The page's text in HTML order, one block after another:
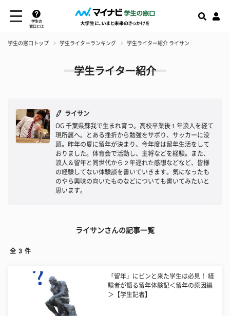
学生の
窓口とは
学生の窓口トップ 学生ライターランキング 学生ライター紹介 ライサン
学生ライター紹介
ライサン
OG 千葉県蘇我で生まれ育つ。高校卒業後１年浪人を経て
現所属へ。とある挫折から勉強をサボり、サッカーに没
頭。昨年の夏に留年が決まり、今年度は留年生活をして
おりました。体育会で活動し、主将などを経験。また、
浪人＆留年と同世代から２年遅れた感想などなど、皆様
の経験してない体験談を書いていきます。気になったも
のやら興味の向いたものなどについても書いてみたいと
思います。
ライサンさんの記事一覧
全 3 件
「留年」にピンと来た学生は必見！ 経
験者が語る留年体験記＜留年の原因編
＞【学生記者】